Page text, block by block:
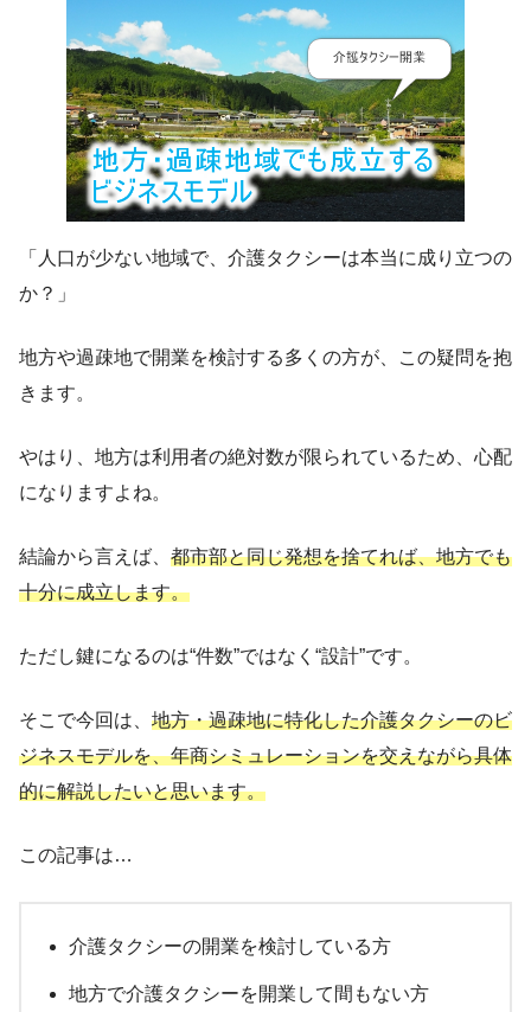
「人口が少ない地域で、介護タクシーは本当に成り立つの
か？」
地方や過疎地で開業を検討する多くの方が、この疑問を抱
きます。
やはり、地方は利用者の絶対数が限られているため、心配
になりますよね。
結論から言えば、 都市部と同じ発想を捨てれば、地方でも
十分に成立します。
ただし鍵になるのは“件数”ではなく“設計”です。
そこで今回は、 地方・過疎地に特化した介護タクシーのビ
ジネスモデルを、年商シミュレーションを交えながら具体
的に解説したいと思います。
この記事は…
介護タクシーの開業を検討している方
地方で介護タクシーを開業して間もない方